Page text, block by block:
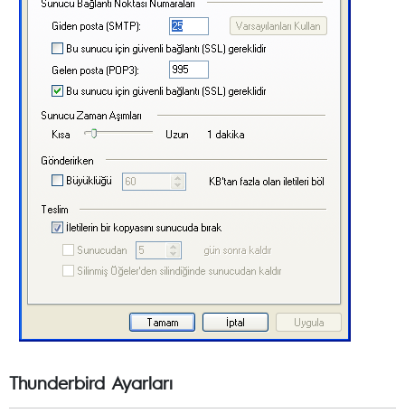
Thunderbird Ayarları